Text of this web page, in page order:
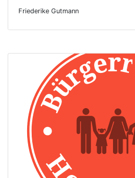
Friederike Gutmann